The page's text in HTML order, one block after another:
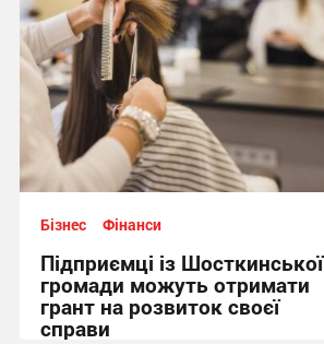
Бізнес Фінанси
Підприємці із Шосткинської
громади можуть отримати
грант на розвиток своєї
справи